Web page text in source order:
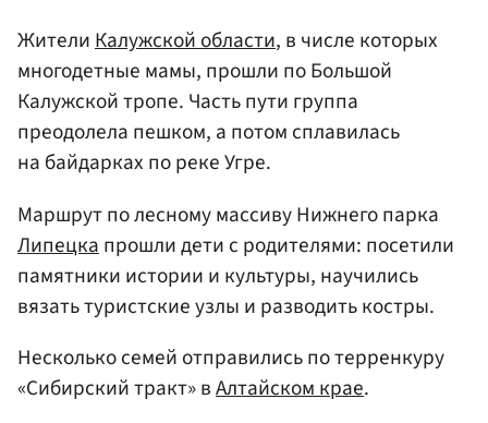
ЖителиКалужской области, в числе которых
многодетные мамы, прошли по Большой
Калужской тропе. Часть пути группа
преодолела пешком, а потом сплавилась
на байдарках по реке Угре.
Маршрут по лесному массиву Нижнего парка
Липецкапрошли дети с родителями: посетили
памятники истории и культуры, научились
вязать туристские узлы и разводить костры.
Несколько семей отправились по терренкуру
«Сибирский тракт» вАлтайском крае.